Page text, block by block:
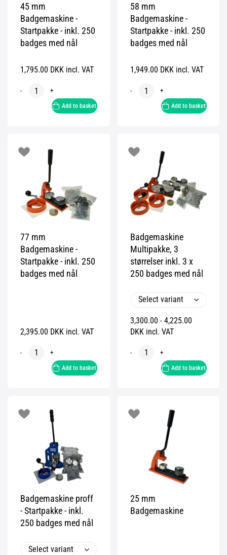
45 mm
Badgemaskine -
Startpakke - inkl. 250
badges med nål
1,795.00 DKK incl. VAT
- +
Add to basket
58 mm
Badgemaskine -
Startpakke - inkl. 250
badges med nål
1,949.00 DKK incl. VAT
- +
Add to basket
77 mm
Badgemaskine -
Startpakke - inkl. 250
badges med nål
2,395.00 DKK incl. VAT
- +
Add to basket
Badgemaskine
Multipakke, 3
størrelser inkl. 3 x
250 badges med nål
Select variant
3,300.00 - 4,225.00
DKK incl. VAT
- +
Add to basket
Badgemaskine proff
- Startpakke - inkl.
250 badges med nål
Select variant
25 mm
Badgemaskine